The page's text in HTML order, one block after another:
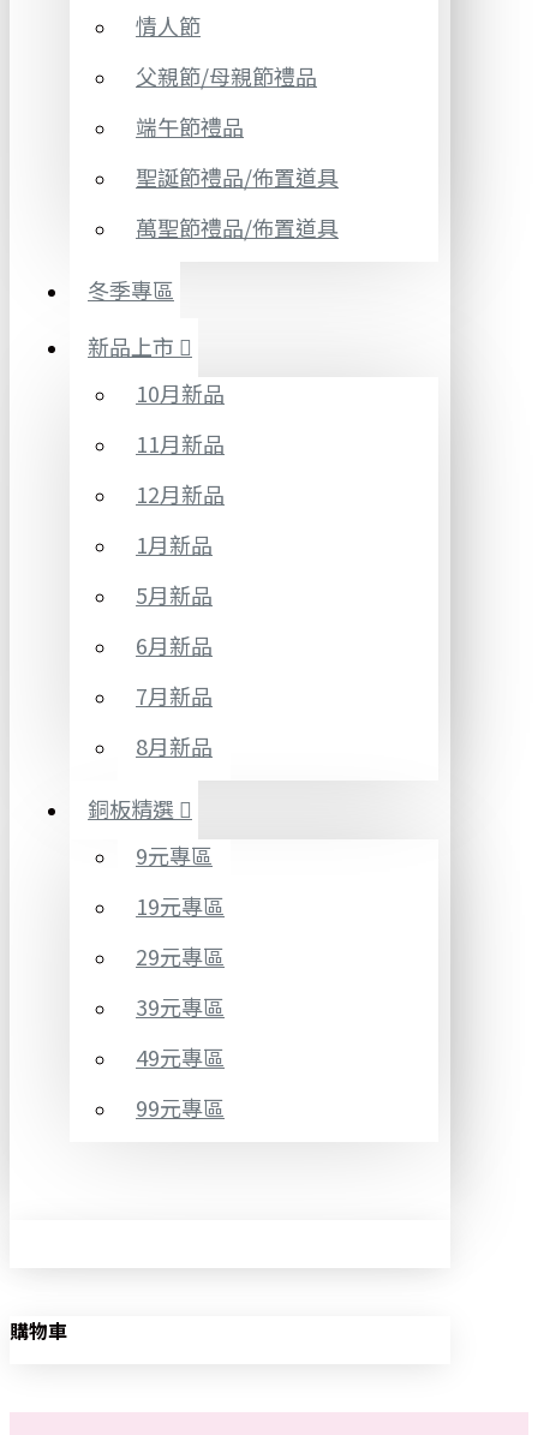
情人節
父親節/母親節禮品
端午節禮品
聖誕節禮品/佈置道具
萬聖節禮品/佈置道具
冬季專區
新品上市
10月新品
11月新品
12月新品
1月新品
5月新品
6月新品
7月新品
8月新品
銅板精選
9元專區
19元專區
29元專區
39元專區
49元專區
99元專區
購物車